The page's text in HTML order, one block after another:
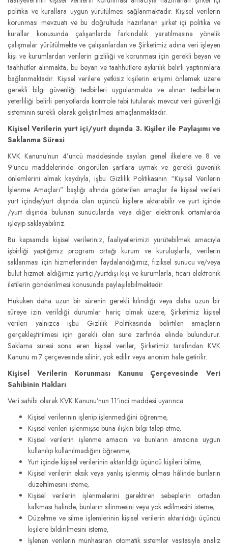
politika ve kurallara uygun yürütülmesi sağlanmaktadır. Kişisel verilerin
korunması mevzuatı ve bu doğrultuda hazırlanan şirket içi politika ve
kurallar konusunda çalışanlarda farkındalık yaratılmasına yönelik
çalışmalar yürütülmekte ve çalışanlardan ve Şirketimiz adına veri işleyen
kişi ve kurumlardan verilerin gizliliği ve korunması için gerekli beyan ve
taahhütler alınmakta, bu beyan ve taahhütlere aykırılık belirli yaptırımlara
bağlanmaktadır. Kişisel verilere yetkisiz kişilerin erişimi önlemek üzere
gerekli bilgi güvenliği tedbirleri uygulanmakta ve alınan tedbirlerin
yeterliliği belirli periyotlarda kontrole tabi tutularak mevcut veri güvenliği
sisteminin sürekli olarak geliştirilmesi amaçlanmaktadır.
Kişisel Verilerin yurt içi/yurt dışında 3. Kişiler ile Paylaşımı ve
Saklanma Süresi
KVK Kanunu’nun 4’üncü maddesinde sayılan genel ilkelere ve 8 ve
9’uncu maddelerinde öngörülen şartlara uymak ve gerekli güvenlik
önlemlerini almak kaydıyla, işbu Gizlilik Politikasının “Kişisel Verilerin
İşlenme Amaçları” başlığı altında gösterilen amaçlar ile kişisel verileri
yurt içinde/yurt dışında olan üçüncü kişilere aktarabilir ve yurt içinde
/yurt dışında bulunan sunucularda veya diğer elektronik ortamlarda
işleyip saklayabiliriz.
Bu kapsamda kişisel verileriniz, faaliyetlerimizi yürütebilmek amacıyla
işbirliği yaptığımız program ortağı kurum ve kuruluşlarla, verilerin
saklanması için hizmetlerinden faydalandığımız, fiziksel sunucu ve/veya
bulut hizmeti aldığımız yurtiçi/yurtdışı kişi ve kurumlarla, ticari elektronik
iletilerin gönderilmesi konusunda paylaşılabilmektedir.
Hukuken daha uzun bir sürenin gerekli kılındığı veya daha uzun bir
süreye izin verildiği durumlar hariç olmak üzere, Şirketimiz kişisel
verileri yalnızca işbu Gizlilik Politikasında belirtilen amaçların
gerçekleştirilmesi için gerekli olan süre zarfında elinde bulundurur.
Saklama süresi sona eren kişisel veriler, Şirketimiz tarafından KVK
Kanunu m.7 çerçevesinde silinir, yok edilir veya anonim hale getirilir.
Kişisel Verilerin Korunması Kanunu Çerçevesinde Veri
Sahibinin Hakları
Veri sahibi olarak KVK Kanunu’nun 11’inci maddesi uyarınca:
Kişisel verilerinin işlenip işlenmediğini öğrenme,
Kişisel verileri işlenmişse buna ilişkin bilgi talep etme,
Kişisel verilerin işlenme amacını ve bunların amacına uygun
kullanılıp kullanılmadığını öğrenme,
Yurt içinde kişisel verilerinin aktarıldığı üçüncü kişileri bilme,
Kişisel verilerin eksik veya yanlış işlenmiş olması hâlinde bunların
düzeltilmesini isteme,
Kişisel verilerin işlenmelerini gerektiren sebeplerin ortadan
kalkması halinde, bunların silinmesini veya yok edilmesini isteme,
Düzeltme ve silme işlemlerinin kişisel verilerin aktarıldığı üçüncü
kişilere bildirilmesini isteme,
İşlenen verilerin münhasıran otomatik sistemler vasıtasıyla analiz